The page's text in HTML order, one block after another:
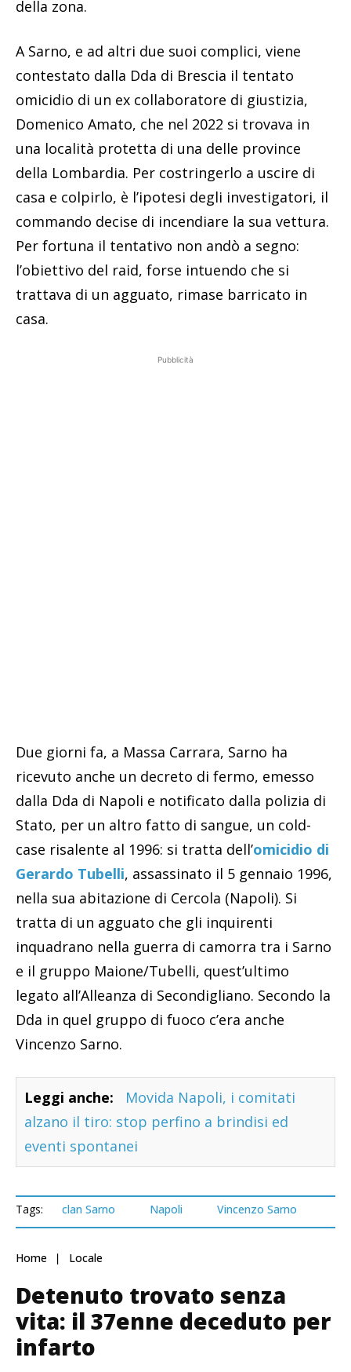
della zona.
A Sarno, e ad altri due suoi complici, viene
contestato dalla Dda di Brescia il tentato
omicidio di un ex collaboratore di giustizia,
Domenico Amato, che nel 2022 si trovava in
una località protetta di una delle province
della Lombardia. Per costringerlo a uscire di
casa e colpirlo, è l’ipotesi degli investigatori, il
commando decise di incendiare la sua vettura.
Per fortuna il tentativo non andò a segno:
l’obiettivo del raid, forse intuendo che si
trattava di un agguato, rimase barricato in
casa.
Pubblicità
Due giorni fa, a Massa Carrara, Sarno ha
ricevuto anche un decreto di fermo, emesso
dalla Dda di Napoli e notificato dalla polizia di
Stato, per un altro fatto di sangue, un cold-
case risalente al 1996: si tratta dell’omicidio di
Gerardo Tubelli, assassinato il 5 gennaio 1996,
nella sua abitazione di Cercola (Napoli). Si
tratta di un agguato che gli inquirenti
inquadrano nella guerra di camorra tra i Sarno
e il gruppo Maione/Tubelli, quest’ultimo
legato all’Alleanza di Secondigliano. Secondo la
Dda in quel gruppo di fuoco c’era anche
Vincenzo Sarno.
Leggi anche:
Movida Napoli, i comitati
alzano il tiro: stop perfino a brindisi ed
eventi spontanei
Tags: clan Sarno Napoli Vincenzo Sarno
Home Locale
Detenuto trovato senza
vita: il 37enne deceduto per
infarto